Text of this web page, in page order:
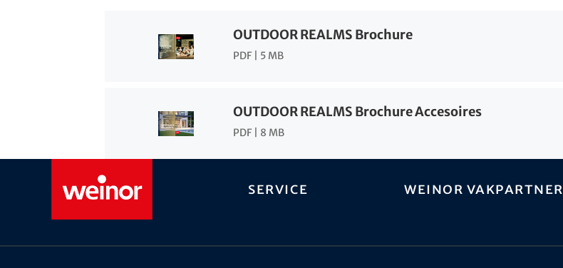
OUTDOOR REALMS Brochure
PDF | 5 MB
OUTDOOR REALMS Brochure Accesoires
PDF | 8 MB
Service weinor vakpartner